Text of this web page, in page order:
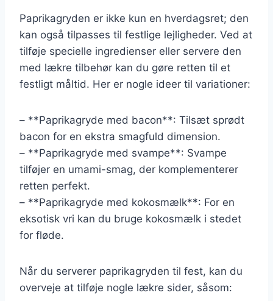
Paprikagryden er ikke kun en hverdagsret; den
kan også tilpasses til festlige lejligheder. Ved at
tilføje specielle ingredienser eller servere den
med lækre tilbehør kan du gøre retten til et
festligt måltid. Her er nogle ideer til variationer:
– **Paprikagryde med bacon**: Tilsæt sprødt
bacon for en ekstra smagfuld dimension.
– **Paprikagryde med svampe**: Svampe
tilføjer en umami-smag, der komplementerer
retten perfekt.
– **Paprikagryde med kokosmælk**: For en
eksotisk vri kan du bruge kokosmælk i stedet
for fløde.
Når du serverer paprikagryden til fest, kan du
overveje at tilføje nogle lækre sider, såsom: